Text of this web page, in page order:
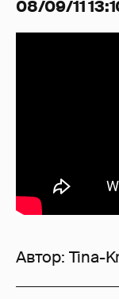
08/09/11
Автор: Tina-